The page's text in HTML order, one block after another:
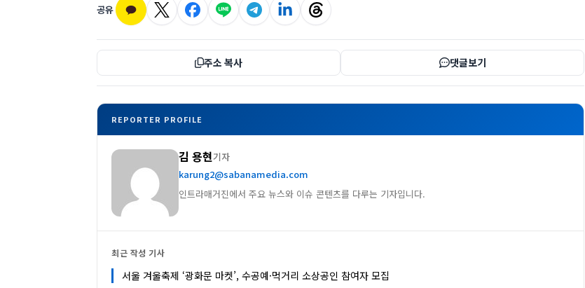
공유
주소 복사 댓글보기
REPORTER PROFILE
김 용현기자
karung2@sabanamedia.com
인트라매거진에서 주요 뉴스와 이슈 콘텐츠를 다루는 기자입니다.
최근 작성 기사
서울 겨울축제 ‘광화문 마켓’, 수공예·먹거리 소상공인 참여자 모집